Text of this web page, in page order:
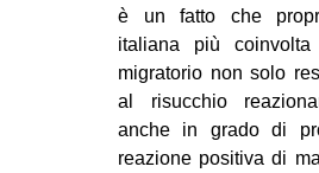
è un fatto che
italiana più
migratorio non solo
al risucchio
anche in grado di
reazione positiva di